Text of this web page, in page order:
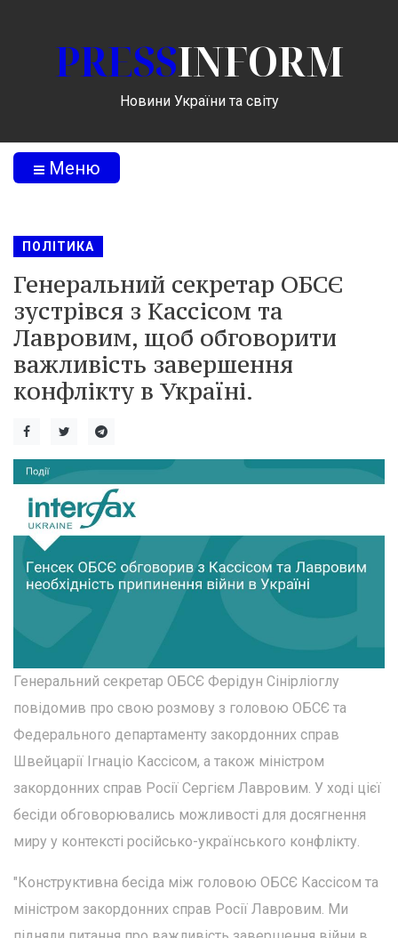
PRESSINFORM
Новини України та світу
Меню
ПОЛІТИКА
Генеральний секретар ОБСЄ
зустрівся з Кассісом та
Лавровим, щоб обговорити
важливість завершення
конфлікту в Україні.
Генеральний секретар ОБСЄ Ферідун Сінірліоглу
повідомив про свою розмову з головою ОБСЄ та
Федерального департаменту закордонних справ
Швейцарії Ігнаціо Кассісом, а також міністром
закордонних справ Росії Сергієм Лавровим. У ході цієї
бесіди обговорювались можливості для досягнення
миру у контексті російсько-українського конфлікту.
"Конструктивна бесіда між головою ОБСЄ Кассісом та
міністром закордонних справ Росії Лавровим. Ми